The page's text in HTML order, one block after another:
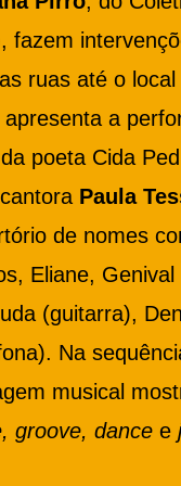
fazem
ruas até o
apresenta a
poeta Cida
Paula
de nomes
Eliane,
(guitarra),
Na
musical
groove, dance e